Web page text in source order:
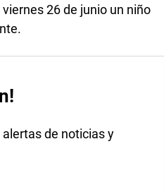
26 de junio un niño
de noticias y